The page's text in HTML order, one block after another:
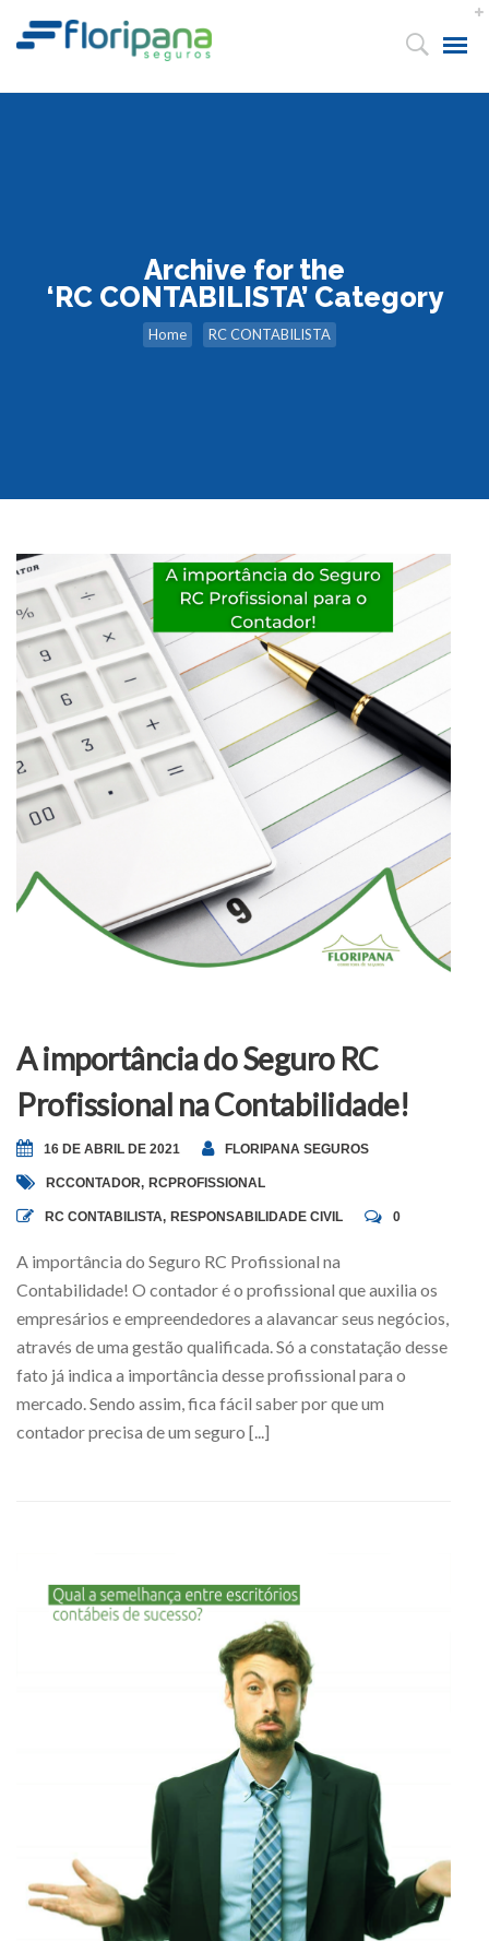
Archive for the
‘RC CONTABILISTA’ Category
Home RC CONTABILISTA
A importância do Seguro RC
Profissional na Contabilidade!
16 DE ABRIL DE 2021 FLORIPANA SEGUROS
RCCONTADOR, RCPROFISSIONAL
RC CONTABILISTA, RESPONSABILIDADE CIVIL 0
A importância do Seguro RC Profissional na
Contabilidade! O contador é o profissional que auxilia os
empresários e empreendedores a alavancar seus negócios,
através de uma gestão qualificada. Só a constatação desse
fato já indica a importância desse profissional para o
mercado. Sendo assim, fica fácil saber por que um
contador precisa de um seguro [...]